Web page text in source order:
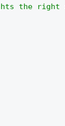
the right